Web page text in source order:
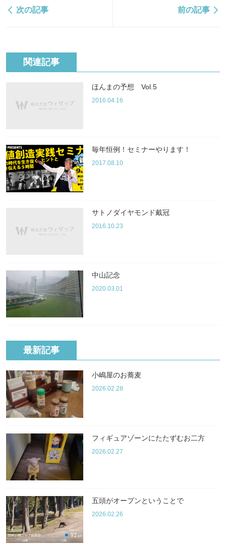
次の記事 前の記事
関連記事
ほんまの予想 Vol.5
2016.04.16
毎年恒例！セミナーやります！
2017.08.10
サトノダイヤモンド戴冠
2016.10.23
中山記念
2020.03.01
最新記事
小嶋屋のお蕎麦
2026.02.28
フィギュアゾーンにたたずむお二方
2026.02.27
五頭がオープンということで
2026.02.26